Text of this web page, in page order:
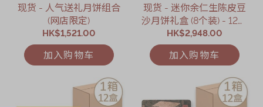
现货 - 人气送礼月饼组合
(网店限定)
HK$1,521.00
加入购物车
现货 - 迷你余仁生陈皮豆
沙月饼礼盒 (8个装) - 12盒
(网店限定)
HK$2,948.00
加入购物车